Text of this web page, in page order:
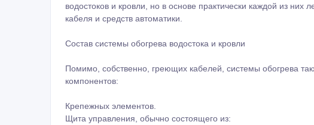
водостоков и кровли, но в основе практически каждой из
кабеля и средств автоматики.
Состав системы обогрева водостока и кровли
Помимо, собственно, греющих кабелей, системы обогрева
компонентов:
Крепежных элементов.
Щита управления, обычно состоящего из: